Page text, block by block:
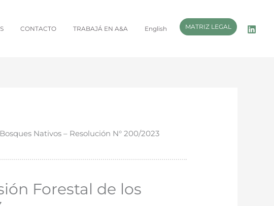
CONTACTO TRABAJÁ EN A&A English MATRIZ LEGAL
Nativos – Resolución N° 200/2023
Forestal de los